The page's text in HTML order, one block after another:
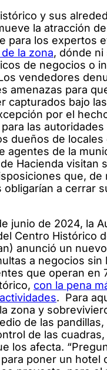
y sus
la atracción
para los expertos
la zona, dónde ni
de negocios o
vendedores
amenazas para
capturados bajo
por el
las autoridades
dueños de
agentes de la
Hacienda visitan
que, de
obligarían a cerrar
junio de 2024, la
Centro Histórico
anunció un
a negocios sin
que operan en
con la pena
. Para
zona y
de las
de las
los afecta.
poner un hotel